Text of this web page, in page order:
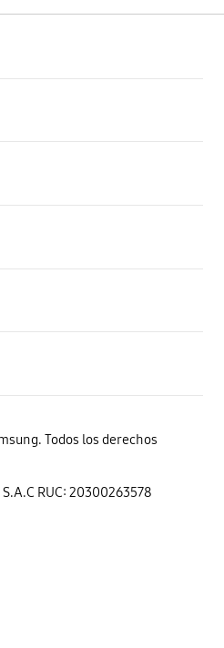
Todos los derechos
RUC: 20300263578